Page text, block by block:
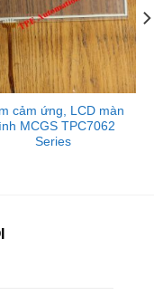
cảm ứng, LCD màn
MCGS TPC7062
Series